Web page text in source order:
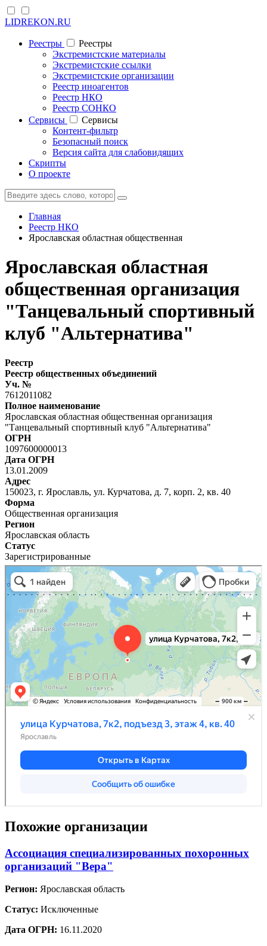
LIDREKON.RU
Реестры
Реестры
Экстремистские материалы
Экстремистские ссылки
Экстремистские организации
Реестр иноагентов
Реестр НКО
Реестр СОНКО
Cервисы
Cервисы
Контент-фильтр
Безопасный поиск
Версия сайта для слабовидящих
Скрипты
О проекте
Главная
Реестр НКО
Ярославская областная общественная
Ярославская областная
общественная организация
"Танцевальный спортивный
клуб "Альтернатива"
Реестр
Реестр общественных объединений
Уч. №
7612011082
Полное наименование
Ярославская областная общественная организация
"Танцевальный спортивный клуб "Альтернатива"
ОГРН
1097600000013
Дата ОГРН
13.01.2009
Адрес
150023, г. Ярославль, ул. Курчатова, д. 7, корп. 2, кв. 40
Форма
Общественная организация
Регион
Ярославская область
Статус
Зарегистрированные
Похожие организации
Ассоциация специализированных похоронных
организаций "Вера"
Регион: Ярославская область
Статус: Исключенные
Дата ОГРН: 16.11.2020